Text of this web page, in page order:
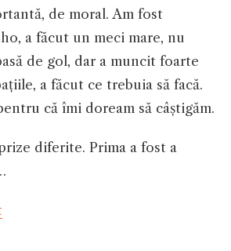
de moral. Am fost
a făcut un meci mare, nu
de gol, dar a muncit foarte
a făcut ce trebuia să facă.
că îmi doream să câștigăm.
diferite. Prima a fost a